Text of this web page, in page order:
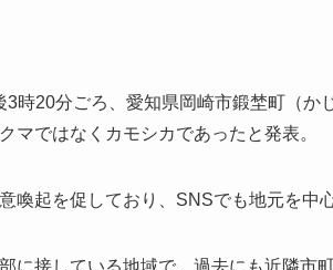
3時20分ごろ、愛知県岡崎市鍛埜町（
マではなくカモシカであったと発表。
喚起を促しており、SNSでも地元を中
に接している地域で、過去にも近隣市